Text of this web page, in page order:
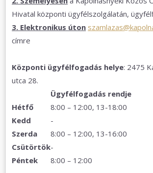
Hivatal központi ügyfélszolgálatán,
3. Elektronikus úton
címre
Központi ügyfélfogadás helye: 2475
utca 28.
Ügyfélfogadás rendje
Hétfő
8:00 – 12:00, 13-18:00
Kedd
-
Szerda
8:00 – 12:00, 13-16:00
Csütörtök-
Péntek
8:00 – 12:00